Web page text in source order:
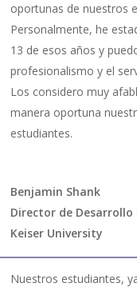
oportunas de nuestros
Personalmente, he
13 de esos años y
profesionalismo y el
Los considero muy
manera oportuna
estudiantes.
Benjamin Shank
Director de
Keiser University
Nuestros estudiantes,